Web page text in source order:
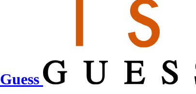
Guess